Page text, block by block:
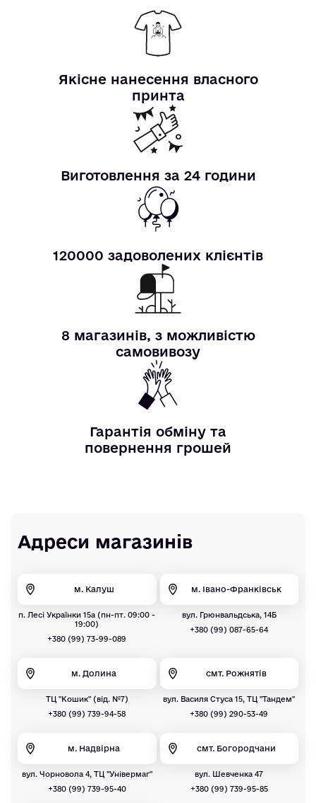
Якісне нанесення власного
принта
Виготовлення за 24 години
120000 задоволених клієнтів
8 магазинів, з можливістю
самовивозу
Гарантія обміну та
повернення грошей
Адреси магазинів
м. Калуш
п. Лесі Українки 15а (пн-пт. 09:00 -
19:00)
+380 (99) 73-99-089
м. Івано-Франківськ
вул. Грюнвальдська, 14Б
+380 (99) 087-65-64
м. Долина
ТЦ "Кошик" (від. №7)
+380 (99) 739-94-58
смт. Рожнятів
вул. Василя Стуса 15, ТЦ "Тандем"
+380 (99) 290-53-49
м. Надвірна
вул. Чорновола 4, ТЦ "Універмаг"
+380 (99) 739-95-40
смт. Богородчани
вул. Шевченка 47
+380 (99) 739-95-85